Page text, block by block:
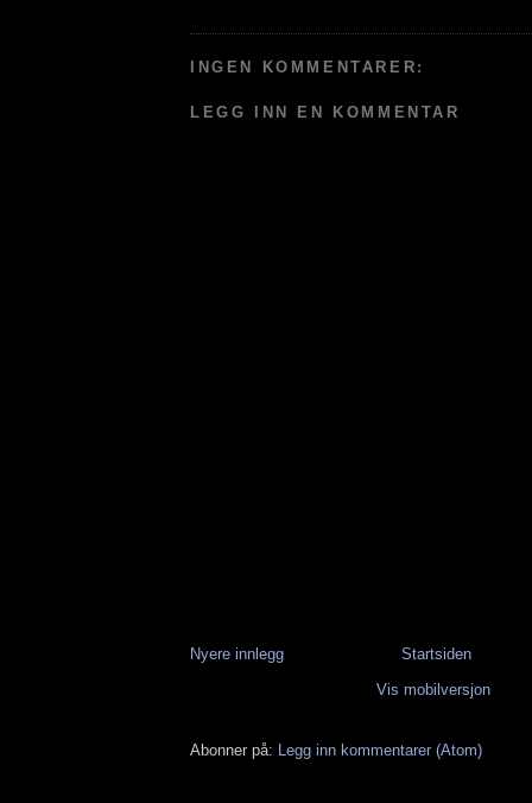
INGEN KOMMENTARER:
LEGG INN EN KOMMENTAR
Nyere innlegg
Startsiden
Vis mobilversjon
Abonner på: Legg inn kommentarer (Atom)